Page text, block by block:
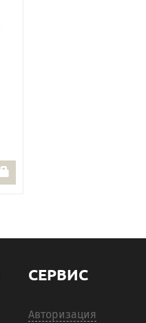
СЕРВИС
Авторизация